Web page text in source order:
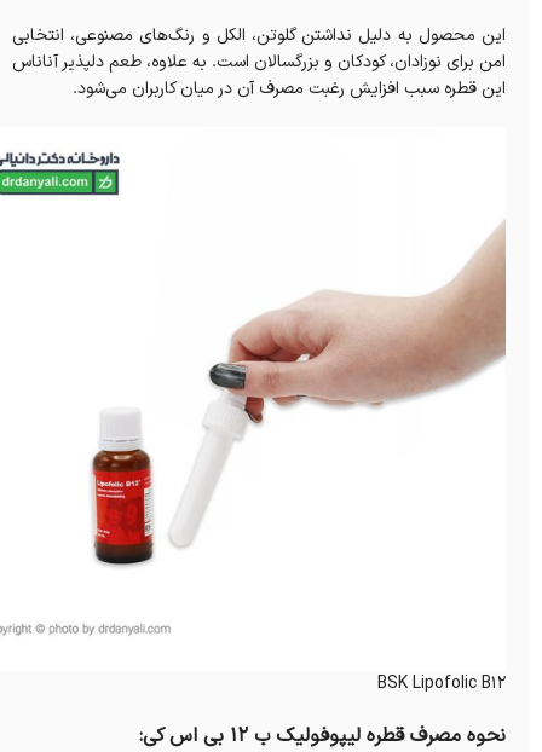
این محصول به دلیل نداشتن گلوتن، الکل و رنگ‌های مصنوعی، انتخابی
امن برای نوزادان، کودکان و بزرگسالان است. به علاوه، طعم دلپذیر آناناس
این قطره سبب افزایش رغبت مصرف آن در میان کاربران می‌شود.
BSK Lipofolic B12
نحوه مصرف قطره لیپوفولیک ب 12 بی اس کی: